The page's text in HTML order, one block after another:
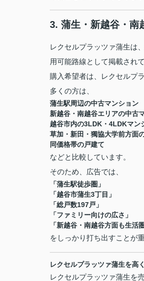
3. 蒲生・新越谷・南
レクセルプラッツァ蒲生は
用可能路線として掲載されて
購入希望者は、レクセルプ
多くの方は、
蒲生駅周辺の中古マンション
新越谷・南越谷エリアの中古
越谷市内の3LDK・4LDKマン
草加・新田・獨協大学前方面
同価格帯の戸建て
などと比較しています。
そのため、広告では、
「蒲生駅徒歩圏」
「越谷市蒲生3丁目」
「総戸数197戸」
「ファミリー向けの広さ」
「新越谷・南越谷方面も生活
をしっかり打ち出すことが重
レクセルプラッツァ蒲生を高
レクセルプラッツァ蒲生を